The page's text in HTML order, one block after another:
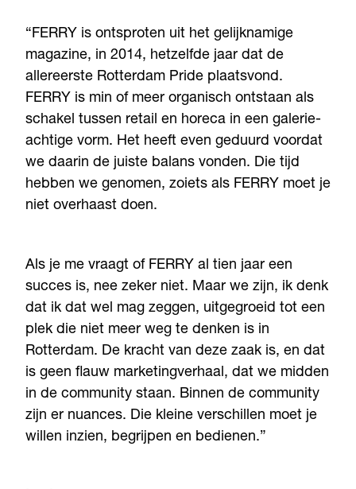
“FERRY is ontsproten uit het gelijknamige
magazine, in 2014, hetzelfde jaar dat de
allereerste Rotterdam Pride plaatsvond.
FERRY is min of meer organisch ontstaan als
schakel tussen retail en horeca in een galerie-
achtige vorm. Het heeft even geduurd voordat
we daarin de juiste balans vonden. Die tijd
hebben we genomen, zoiets als FERRY moet je
niet overhaast doen.
Als je me vraagt of FERRY al tien jaar een
succes is, nee zeker niet. Maar we zijn, ik denk
dat ik dat wel mag zeggen, uitgegroeid tot een
plek die niet meer weg te denken is in
Rotterdam. De kracht van deze zaak is, en dat
is geen flauw marketingverhaal, dat we midden
in de community staan. Binnen de community
zijn er nuances. Die kleine verschillen moet je
willen inzien, begrijpen en bedienen.”